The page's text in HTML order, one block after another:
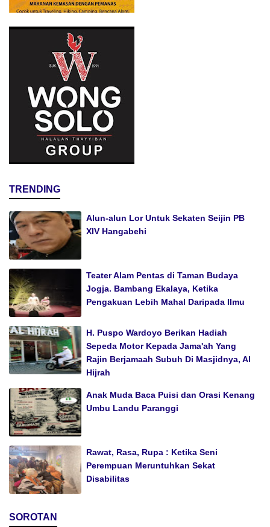
TRENDING
Alun-alun Lor Untuk Sekaten Seijin PB
XIV Hangabehi
Teater Alam Pentas di Taman Budaya
Jogja. Bambang Ekalaya, Ketika
Pengakuan Lebih Mahal Daripada Ilmu
H. Puspo Wardoyo Berikan Hadiah
Sepeda Motor Kepada Jama'ah Yang
Rajin Berjamaah Subuh Di Masjidnya, Al
Hijrah
Anak Muda Baca Puisi dan Orasi Kenang
Umbu Landu Paranggi
Rawat, Rasa, Rupa : Ketika Seni
Perempuan Meruntuhkan Sekat
Disabilitas
SOROTAN